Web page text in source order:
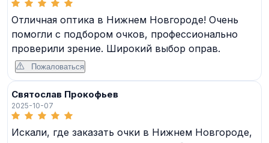
Отличная оптика в Нижнем Новгороде! Очень
помогли с подбором очков, профессионально
проверили зрение. Широкий выбор оправ.
Пожаловаться
Святослав Прокофьев
2025-10-07
Искали, где заказать очки в Нижнем Новгороде,